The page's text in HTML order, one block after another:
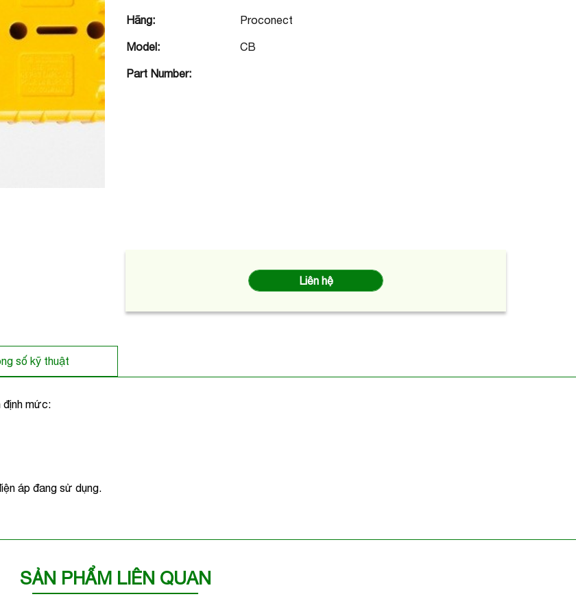
Hãng: Proconect
Model: CB
Part Number:
Liên hệ
số kỹ thuật
định mức:
áp đang sử dụng.
SẢN PHẨM LIÊN QUAN